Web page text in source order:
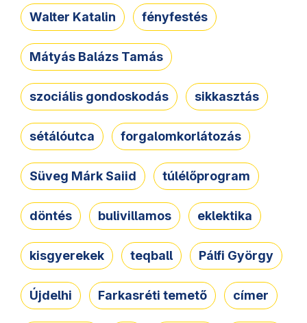
Walter Katalin fényfestés
Mátyás Balázs Tamás
szociális gondoskodás sikkasztás
sétálóutca forgalomkorlátozás
Süveg Márk Saiid túlélőprogram
döntés bulivillamos eklektika
kisgyerekek teqball Pálfi György
Újdelhi Farkasréti temető címer